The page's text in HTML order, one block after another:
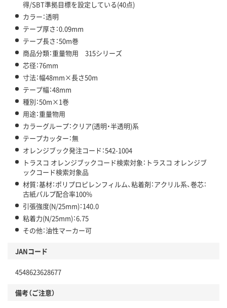
得/SBT準拠目標を設定している(40点)
カラー：透明
テープ厚さ：0.09mm
テープ長さ：50m巻
商品分類：重量物用 315シリーズ
芯径：76mm
寸法：幅48mm×長さ50m
テープ幅：48mm
種別：50m×1巻
用途：重量物用
カラーグループ：クリア(透明・半透明)系
テープカッター：無
オレンジブック発注コード：542-1004
トラスコ オレンジブックコード検索対象：トラスコ オレンジブ
ックコード検索対象品
材質：基材：ポリプロピレンフィルム、粘着剤：アクリル系、巻芯：
古紙パルプ配合率100%
引張強度(N/25mm)：140.0
粘着力(N/25mm)：6.75
その他：油性マーカー可
JANコード
4548623628677
備考（ご注意）